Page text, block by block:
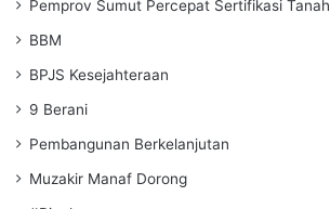
Pemprov Sumut Percepat Sertifikasi Tanah
BBM
BPJS Kesejahteraan
9 Berani
Pembangunan Berkelanjutan
Muzakir Manaf Dorong